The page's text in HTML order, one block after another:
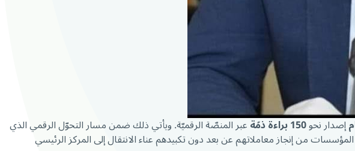
إصدار نحو150براءة ذمّةعبر المنصّة الرقميّة. ويأتي ذلك ضمن مسار التحوّل الرقمي الذي
من إنجاز معاملاتهم عن بعد دون تكبيدهم عناء الانتقال إلى المركز الرئيسي